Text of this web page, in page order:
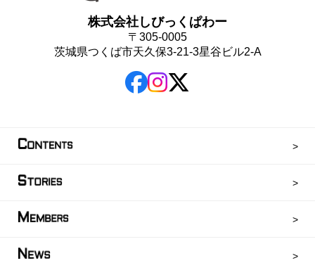
株式会社しびっくぱわー
〒305-0005
茨城県つくば市天久保3-21-3星谷ビル2-A
CONTENTS
STORIES
MEMBERS
N EWS